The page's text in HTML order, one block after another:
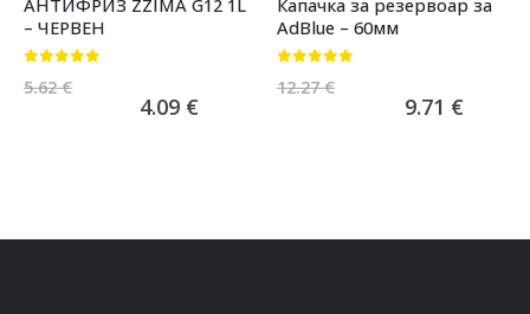
АНТИФРИЗ ZZIMA G12 1L
– ЧЕРВЕН
5.62€
4.09 €
Капачка за резервоар за
AdBlue – 60мм
12.27€
9.71 €